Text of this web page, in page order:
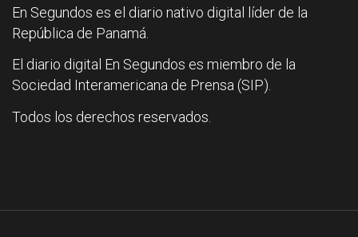
En Segundos es el diario nativo digital líder de la
República de Panamá.
El diario digital En Segundos es miembro de la
Sociedad Interamericana de Prensa (SIP).
Todos los derechos reservados.